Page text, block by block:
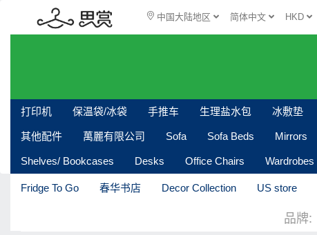
中国大陆地区 简体中文 HKD
打印机 保温袋/冰袋 手推车 生理盐水包 冰敷垫
其他配件 萬麗有限公司 Sofa Sofa Beds Mirrors
Shelves/ Bookcases Desks Office Chairs Wardrobes
Fridge To Go 春华书店 Decor Collection US store
品牌: